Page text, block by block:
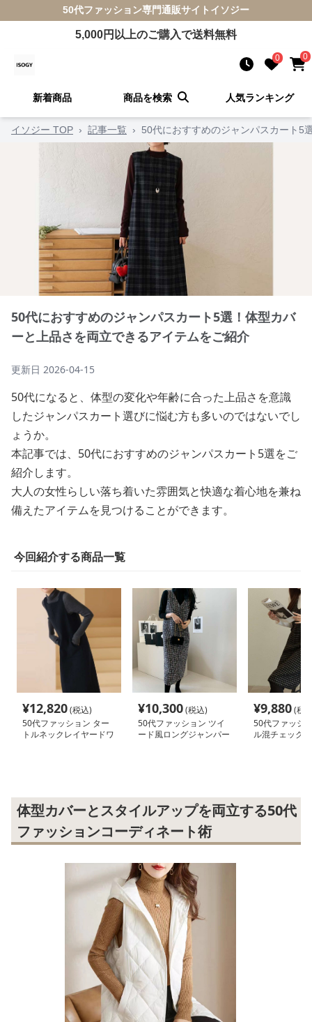
50代ファッション専門通販サイト イソジー
5,000円以上のご購入で送料無料
0 0
新着商品 商品を検索 人気ランキング
イソジー TOP › 記事一覧 › 50代におすすめのジャンパスカート5
50代におすすめのジャンパスカート5選！体型カバ
ーと上品さを両立できるアイテムをご紹介
更新日 2026-04-15
50代になると、体型の変化や年齢に合った上品さを意識
したジャンパスカート選びに悩む方も多いのではないでし
ょうか。
本記事では、50代におすすめのジャンパスカート5選をご
紹介します。
大人の女性らしい落ち着いた雰囲気と快適な着心地を兼ね
備えたアイテムを見つけることができます。
今回紹介する商品一覧
¥12,820(税込)
50代ファッション ター
トルネックレイヤードワ
¥10,300(税込)
50代ファッション ツイ
ード風ロングジャンパー
¥9,880(税
50代ファッシ
ル混チェック
体型カバーとスタイルアップを両立する50代
ファッションコーディネート術